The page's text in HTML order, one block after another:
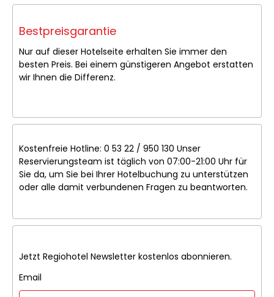
Bestpreisgarantie
Nur auf dieser Hotelseite erhalten Sie immer den
besten Preis. Bei einem günstigeren Angebot erstatten
wir Ihnen die Differenz.
Kostenfreie Hotline: 0 53 22 / 950 130 Unser
Reservierungsteam ist täglich von 07:00-21:00 Uhr für
Sie da, um Sie bei Ihrer Hotelbuchung zu unterstützen
oder alle damit verbundenen Fragen zu beantworten.
Jetzt Regiohotel Newsletter kostenlos abonnieren.
Email